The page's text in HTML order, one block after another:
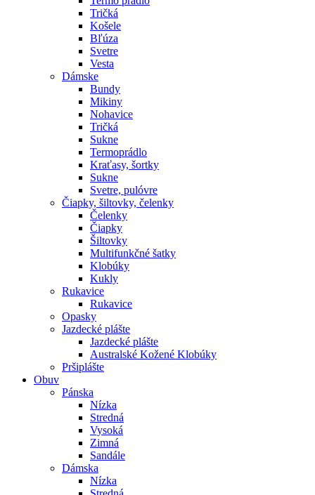
Tričká
Košele
Bľúza
Svetre
Vesta
Dámske
Bundy
Mikiny
Nohavice
Tričká
Sukne
Termoprádlo
Kraťasy, šortky
Sukne
Svetre, pulóvre
Čiapky, šiltovky, čelenky
Čelenky
Čiapky
Šiltovky
Multifunkčné šatky
Klobúky
Kukly
Rukavice
Rukavice
Opasky
Jazdecké plášte
Jazdecké plášte
Australské Kožené Klobúky
Pršiplášte
Obuv
Pánska
Nízka
Stredná
Vysoká
Zimná
Sandále
Dámska
Nízka